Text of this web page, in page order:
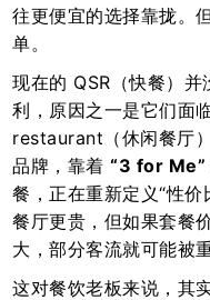
往更便宜的选择靠拢。
单。
现在的 QSR（快餐）
利，原因之一是它们面
restaurant（休闲餐厅
品牌，靠着 “3 for Me”
餐，正在重新定义“性
餐厅更贵，但如果套餐
大，部分客流就可能被
这对餐饮老板来说，其